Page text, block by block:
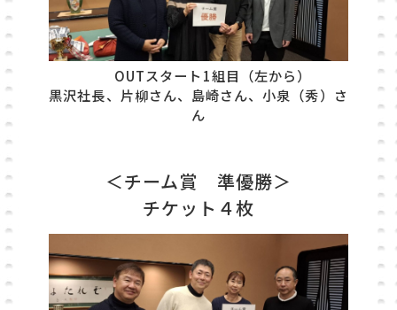
OUTスタート1組目（左から）
黒沢社長、片柳さん、島崎さん、小泉（秀）さ
ん
＜チーム賞 準優勝＞
チケット４枚